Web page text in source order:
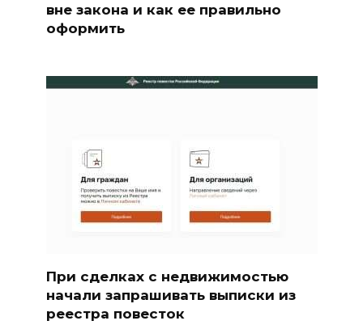
вне закона и как ее правильно
оформить
При сделках с недвижимостью
начали запрашивать выписки из
реестра повесток